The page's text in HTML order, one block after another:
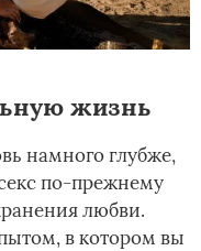
жизнь
намного глубже,
по-прежнему
любви.
в котором вы